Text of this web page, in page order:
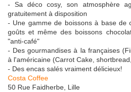
- Sa déco cosy, son atmosphère
gratuitement à disposition
- Une gamme de boissons à base de
goûts et même des boissons
"anti-café"
- Des gourmandises à la françaises
à l'américaine (Carrot Cake,
- Des encas salés vraiment délicieux!
Costa Coffee
50 Rue Faidherbe, Lille